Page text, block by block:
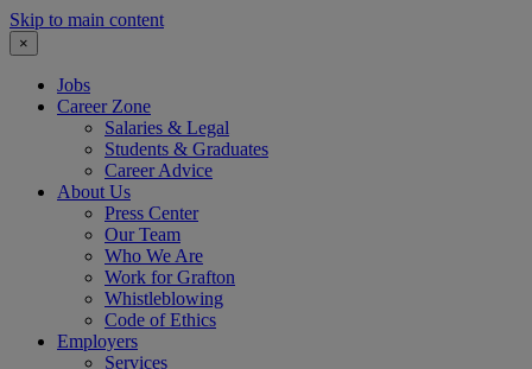
Skip to main content
×
Jobs
Career Zone
Salaries & Legal
Students & Graduates
Career Advice
About Us
Press Center
Our Team
Who We Are
Work for Grafton
Whistleblowing
Code of Ethics
Employers
Services